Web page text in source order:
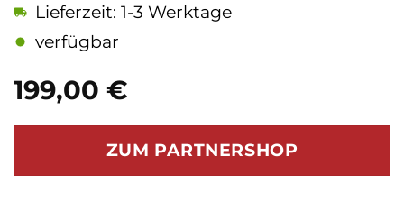
199,00 €
Lieferzeit: 1-3 Werktage
verfügbar
ZUM PARTNERSHOP